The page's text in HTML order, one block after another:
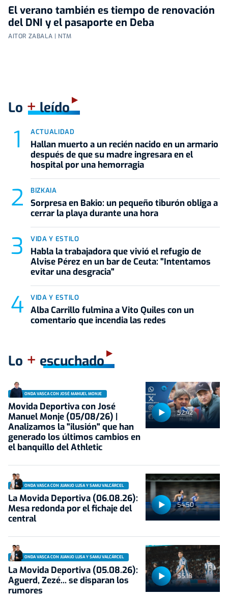
El verano también es tiempo de renovación
del DNI y el pasaporte en Deba
AITOR ZABALA | NTM
Lo +leído
ACTUALIDAD
Hallan muerto a un recién nacido en un armario
después de que su madre ingresara en el
hospital por una hemorragia
BIZKAIA
Sorpresa en Bakio: un pequeño tiburón obliga a
cerrar la playa durante una hora
VIDA Y ESTILO
Habla la trabajadora que vivió el refugio de
Alvise Pérez en un bar de Ceuta: "Intentamos
evitar una desgracia"
VIDA Y ESTILO
Alba Carrillo fulmina a Vito Quiles con un
comentario que incendia las redes
Lo + escuchado
52:42
ONDA VASCA CON JOSÉ MANUEL MONJE
Movida Deportiva con José
Manuel Monje (05/08/26) |
Analizamos la "ilusión" que han
generado los últimos cambios en
el banquillo del Athletic
54:50
ONDA VASCA CON JUANJO LUSA Y SAMU VALCÁRCEL
La Movida Deportiva (06.08.26):
Mesa redonda por el fichaje del
central
55:18
ONDA VASCA CON JUANJO LUSA Y SAMU VALCÁRCEL
La Movida Deportiva (05.08.26):
Aguerd, Zezé... se disparan los
rumores